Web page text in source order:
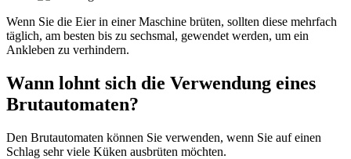
Wenn Sie die Eier in einer Maschine brüten, sollten diese mehrfach
täglich, am besten bis zu sechsmal, gewendet werden, um ein
Ankleben zu verhindern.
Wann lohnt sich die Verwendung eines
Brutautomaten?
Den Brutautomaten können Sie verwenden, wenn Sie auf einen
Schlag sehr viele Küken ausbrüten möchten.